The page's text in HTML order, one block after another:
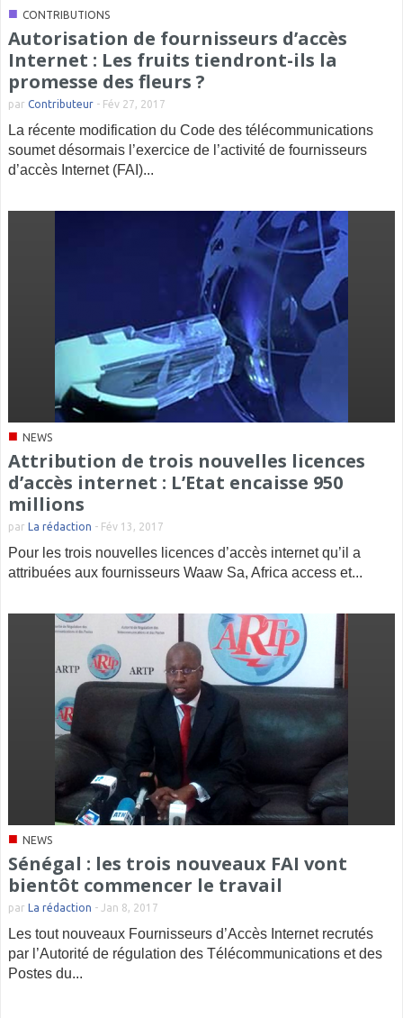
■ CONTRIBUTIONS
Autorisation de fournisseurs d’accès
Internet : Les fruits tiendront-ils la
promesse des fleurs ?
par Contributeur - Fév 27, 2017
La récente modification du Code des télécommunications
soumet désormais l’exercice de l’activité de fournisseurs
d’accès Internet (FAI)...
■ NEWS
Attribution de trois nouvelles licences
d’accès internet : L’Etat encaisse 950
millions
par La rédaction - Fév 13, 2017
Pour les trois nouvelles licences d’accès internet qu’il a
attribuées aux fournisseurs Waaw Sa, Africa access et...
■ NEWS
Sénégal : les trois nouveaux FAI vont
bientôt commencer le travail
par La rédaction - Jan 8, 2017
Les tout nouveaux Fournisseurs d’Accès Internet recrutés
par l’Autorité de régulation des Télécommunications et des
Postes du...